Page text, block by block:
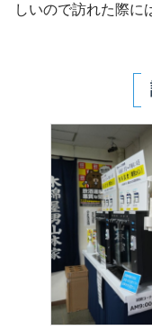
しいので訪れた際に